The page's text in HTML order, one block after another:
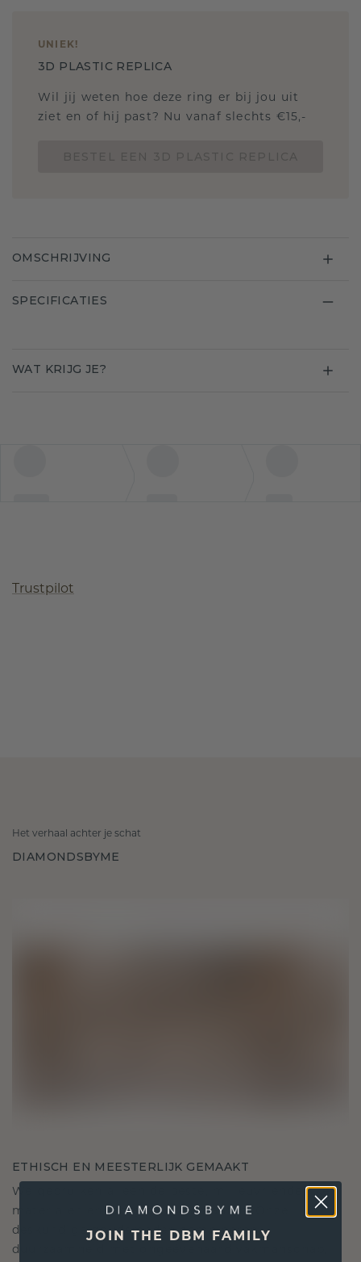
UNIEK!
3D PLASTIC REPLICA
Wil jij weten hoe deze ring er bij jou uit
ziet en of hij past? Nu vanaf slechts €15,-
OMSCHRIJVING
SPECIFICATIES
WAT KRIJG JE?
Trustpilot
Het verhaal achter je schat
DIAMONDSBYME
ETHISCH EN MEESTERLIJK GEMAAKT
We gebruiken alleen de beste, milieuvriendelijke
materialen en lab-grown diamanten. Onze
deskundige goudsmeden combineren
duurzaamheid met ongeëvenaard vakmanschap,
JOIN THE DBM FAMILY